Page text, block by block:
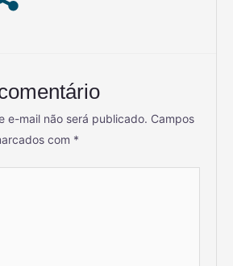
e-mail não será publicado. Campos
com *